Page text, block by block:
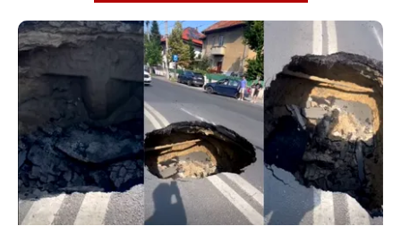
Puterea Financiara
Țările UE reconfigurează conceptul
„Made in Europe” în jurul produselor,
nu al țărilor
Oficiuldestiri.ro
Atacurile cibernetice expun
vulnerabilitățile statului român: ANP
repetă scenariul e‑Terra. Ce ascund
comunicările oficiale și cine răspunde
pentru mentenanța IT a instituțiilor
publice